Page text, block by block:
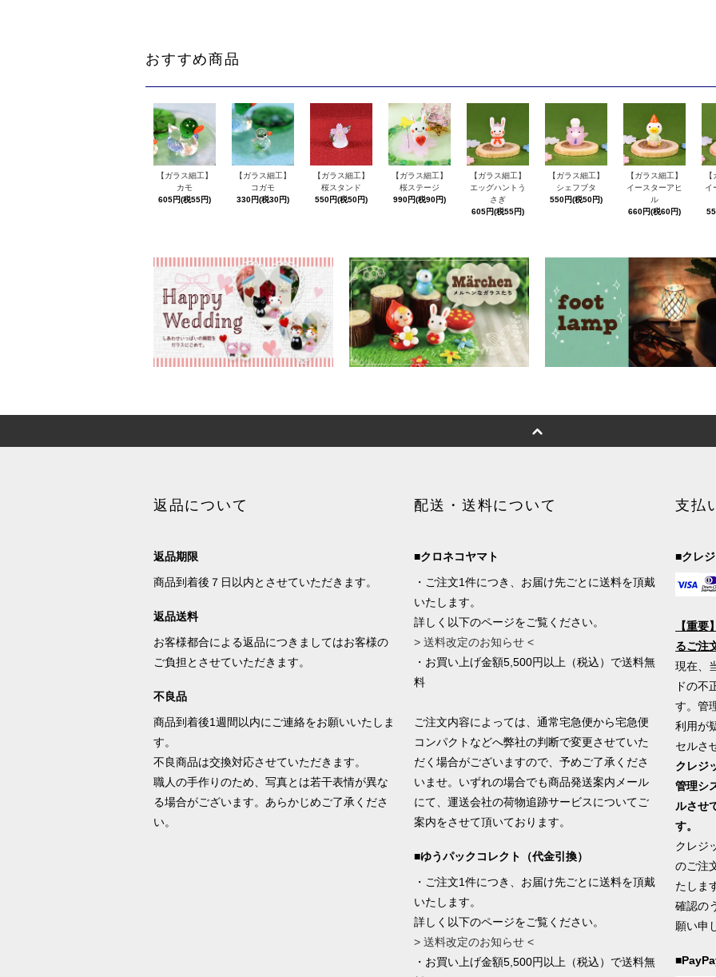
おすすめ商品
【ガラス細工】
カモ
605円(税55円)
【ガラス細工】
コガモ
330円(税30円)
【ガラス細工】
桜スタンド
550円(税50円)
【ガラス細工】
桜ステージ
990円(税90円)
【ガラス細工】
エッグハントう
さぎ
605円(税55円)
【ガラス細工】
シェフブタ
550円(税50円)
【ガラス細工】
イースターアヒ
ル
660円(税60円)
イ
返品について
返品期限
商品到着後７日以内とさせていただきます。
返品送料
お客様都合による返品につきましてはお客様の
ご負担とさせていただきます。
不良品
商品到着後1週間以内にご連絡をお願いいたしま
す。
不良商品は交換対応させていただきます。
職人の手作りのため、写真とは若干表情が異な
る場合がございます。あらかじめご了承くださ
い。
配送・送料について
■クロネコヤマト
・ご注文1件につき、お届け先ごとに送料を頂戴
いたします。
詳しく以下のページをご覧ください。
> 送料改定のお知らせ <
・お買い上げ金額5,500円以上（税込）で送料無
料
ご注文内容によっては、通常宅急便から宅急便
コンパクトなどへ弊社の判断で変更させていた
だく場合がございますので、予めご了承くださ
いませ。いずれの場合でも商品発送案内メール
にて、運送会社の荷物追跡サービスについてご
案内をさせて頂いております。
■ゆうパックコレクト（代金引換）
・ご注文1件につき、お届け先ごとに送料を頂戴
いたします。
詳しく以下のページをご覧ください。
> 送料改定のお知らせ <
・お買い上げ金額5,500円以上（税込）で送料無
支払
■クレ
【重
るご注
現在、
ドの不
す。管
利用が
セルさ
クレジ
管理シ
ルさせ
す。
クレジ
のご注
たしま
確認の
願い申